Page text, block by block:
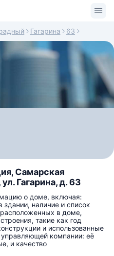
Гагарина 63
Самарская
Гагарина, д. 63
о доме, включая:
здании, наличие и список
в доме,
такие как год
и использованные
компании: её
и качество